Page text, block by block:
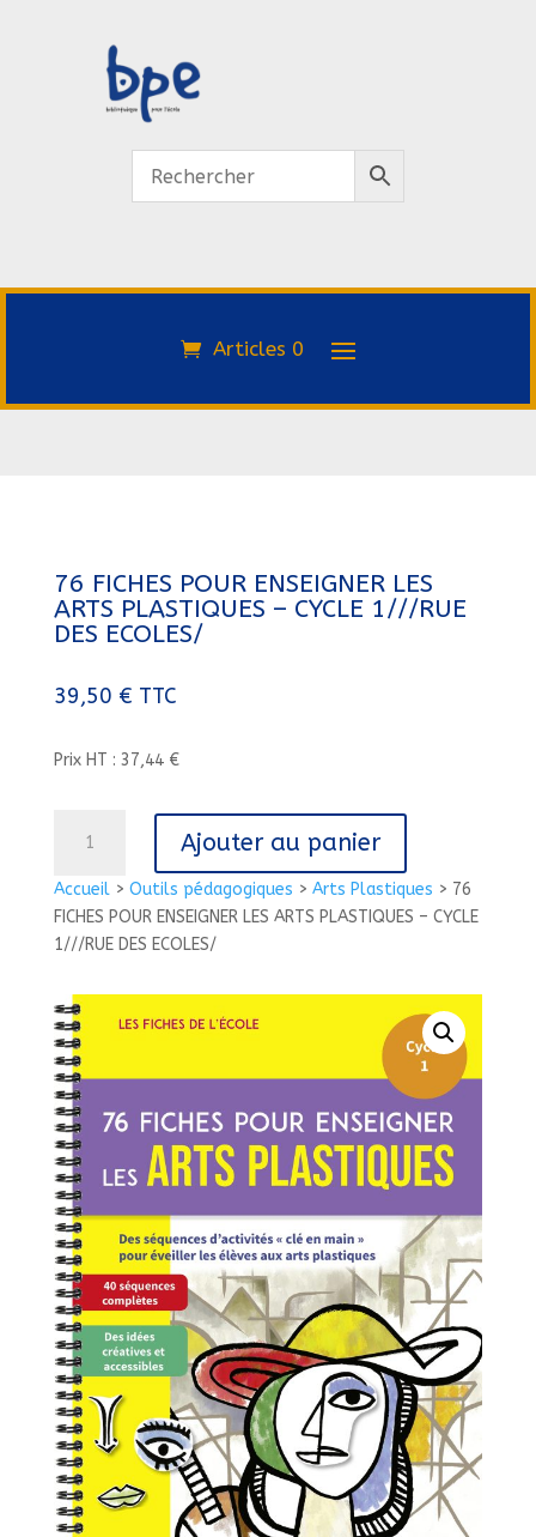
Articles 0
Accueil> Outils pédagogiques > Arts Plastiques > 76
FICHES POUR ENSEIGNER LES ARTS PLASTIQUES – CYCLE
1///RUE DES ECOLES/
76 FICHES POUR ENSEIGNER LES
ARTS PLASTIQUES – CYCLE 1///RUE
DES ECOLES/
39,50 € TTC
Prix HT : 37,44 €
76
FICHES
POUR
ARTS
PLASTIQUES
-
CYCLE
1///RUE
DES
ECOLES/
Ajouter au panier